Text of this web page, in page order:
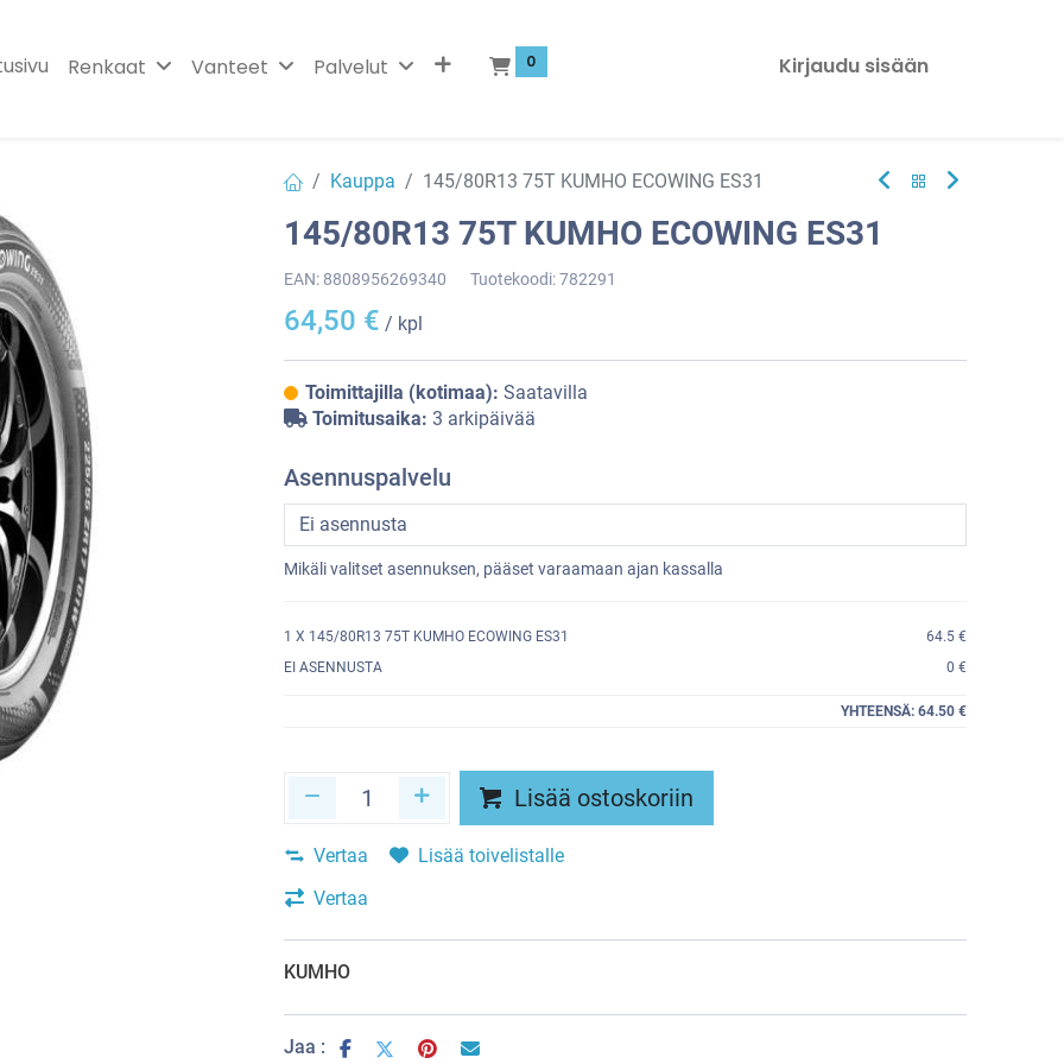
Renkaat Vanteet Palvelut 0 Kirjaudu sisään
Kauppa 145/80R13 75T KUMHO ECOWING ES31
145/80R13 75T KUMHO ECOWING ES31
EAN: 8808956269340 Tuotekoodi:782291
64,50 € / kpl
Toimittajilla (kotimaa): Saatavilla
Toimitusaika: 3 arkipäivää
Asennuspalvelu
Mikäli valitset asennuksen, pääset varaamaan ajan kassalla
1 X 145/80R13 75T KUMHO ECOWING ES31
64.5 €
EI ASENNUSTA
0 €
YHTEENSÄ: 64.50 €
Lisää ostoskoriin
Vertaa
Lisää toivelistalle
Vertaa
KUMHO
Jaa :